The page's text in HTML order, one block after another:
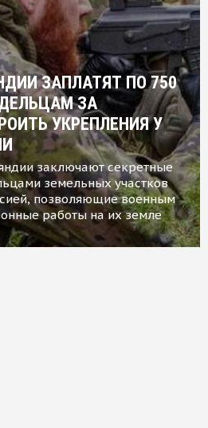
ЗАПЛАТЯТ ПО 750
ЗА
УКРЕПЛЕНИЯ У
заключают секретные
земельных участков
позволяющие военным
работы на их земле